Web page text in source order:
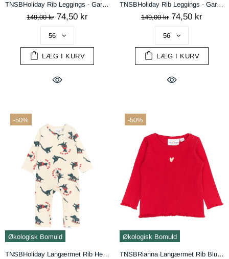
TNSBHoliday Rib Leggings - Gardenia Cat AOP
149,00 kr 74,50 kr
LÆG I KURV
TNSBHoliday Rib Leggings - Gardenia Dino AOP
149,00 kr 74,50 kr
LÆG I KURV
-50%
Økologisk Bomuld
TNSBHoliday Langærmet Rib Heldragt - Gardenia Dino AOP
-50%
Økologisk Bomuld
TNSBRianna Langærmet Rib Bluse - Ski Patrol